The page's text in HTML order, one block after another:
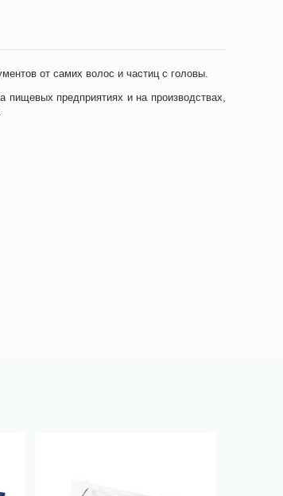
от самих волос и частиц с головы.
пищевых предприятиях и на производствах,